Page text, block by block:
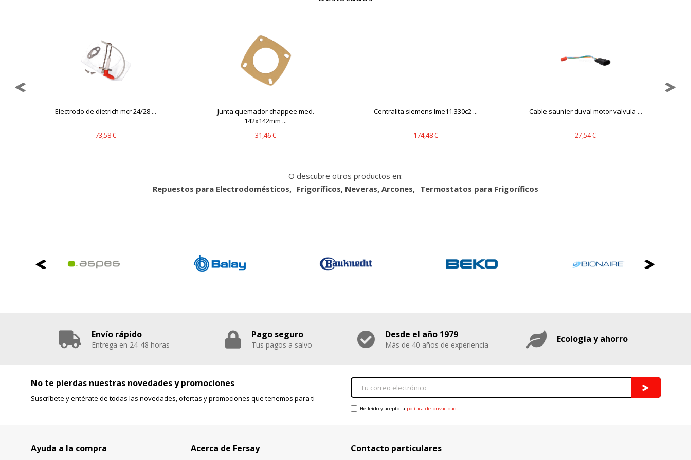
Electrodo de dietrich mcr 24/28 ...
73,58 €
Junta quemador chappee med.
142x142mm ...
31,46 €
Centralita siemens lme11.330c2 ...
174,48 €
Cable saunier duval motor valvula ...
27,54 €
O descubre otros productos en:
Repuestos para Electrodomésticos
Frigoríficos, Neveras, Arcones Termostatos para Frigoríficos
Envío rápido
Entrega en 24-48 horas
Pago seguro
Tus pagos a salvo
Desde el año 1979
Más de 40 años de experiencia Ecología y ahorro
No te pierdas nuestras novedades y promociones
Suscríbete y entérate de todas las novedades, ofertas y promociones que tenemos para ti
He leído y acepto la política de privacidad
Ayuda a la compra Acerca de Fersay Contacto particulares